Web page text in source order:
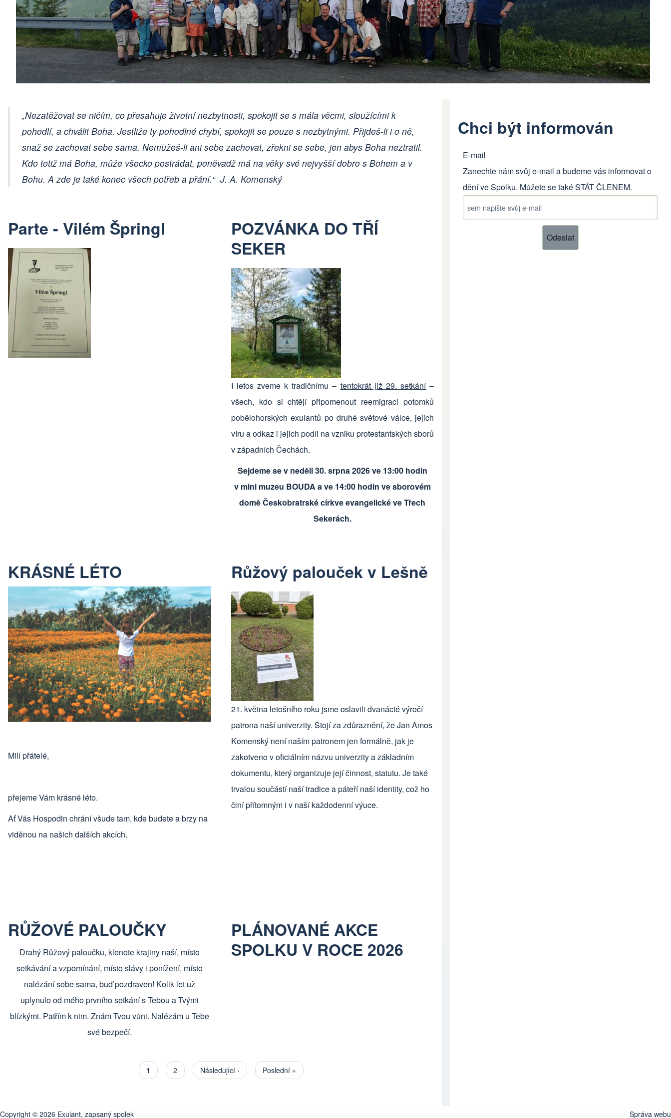
„Nezatěžovat se ničím, co přesahuje životní nezbytnosti, spokojit se s mála věcmi, sloužícími k
pohodlí, a chválit Boha. Jestliže ty pohodlné chybí, spokojit se pouze s nezbytnými. Přijdeš-li i o ně,
snaž se zachovat sebe sama. Nemůžeš-li ani sebe zachovat, zřekni se sebe, jen abys Boha neztratil.
Kdo totiž má Boha, může všecko postrádat, poněvadž má na věky své nejvyšší dobro s Bohem a v
Bohu. A zde je také konec všech potřeb a přání.“ J. A. Komenský
Parte - Vilém Špringl
POZVÁNKA DO TŘÍ
SEKER
I letos zveme k tradičnímu – tentokrát již 29. setkání–
všech, kdo si chtějí připomenout reemigraci potomků
pobělohorských exulantů po druhé světové válce, jejich
víru a odkaz i jejich podíl na vzniku protestantských sborů
v západních Čechách.
Sejdeme se v neděli 30. srpna 2026 ve 13:00 hodin
v mini muzeu BOUDA a ve 14:00 hodin ve sborovém
domě Českobratrské církve evangelické ve Třech
Sekerách.
KRÁSNÉ LÉTO
Milí přátelé,
přejeme Vám krásné léto.
Ať Vás Hospodin chrání všude tam, kde budete a brzy na
viděnou na našich dalších akcích.
Růžový palouček v Lešně
21. května letošního roku jsme oslavili dvanácté výročí
patrona naší univerzity. Stojí za zdůraznění, že Jan Amos
Komenský není naším patronem jen formálně, jak je
zakotveno v oficiálním názvu univerzity a základním
dokumentu, který organizuje její činnost, statutu. Je také
trvalou součástí naší tradice a páteří naší identity, což ho
činí přítomným i v naší každodenní výuce.
RŮŽOVÉ PALOUČKY
Drahý Růžový paloučku, klenote krajiny naší, místo
setkávání a vzpomínání, místo slávy i ponížení, místo
nalézání sebe sama, buď pozdraven! Kolik let už
uplynulo od mého prvního setkání s Tebou a Tvými
blízkými. Patřím k nim. Znám Tvou vůni. Nalézám u Tebe
své bezpečí.
PLÁNOVANÉ AKCE
SPOLKU V ROCE 2026
Pagination
Aktuální stránka
1 Stránka
2 Následující stránka
Následující › Poslední stránka
Poslední »
Chci být informován
E-mail
Zanechte nám svůj e-mail a budeme vás informovat o
dění ve Spolku. Můžete se takéSTÁT ČLENEM.
Copyright © 2026 Exulant, zapsaný spolek Správa webu